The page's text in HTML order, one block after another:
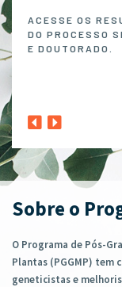
ACESSE OS
DO PROCESSO
E DOUTORADO.
Sobre o
O Programa de Pós-
Plantas (PGGMP)
geneticistas e